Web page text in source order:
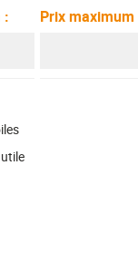
: Prix maximum